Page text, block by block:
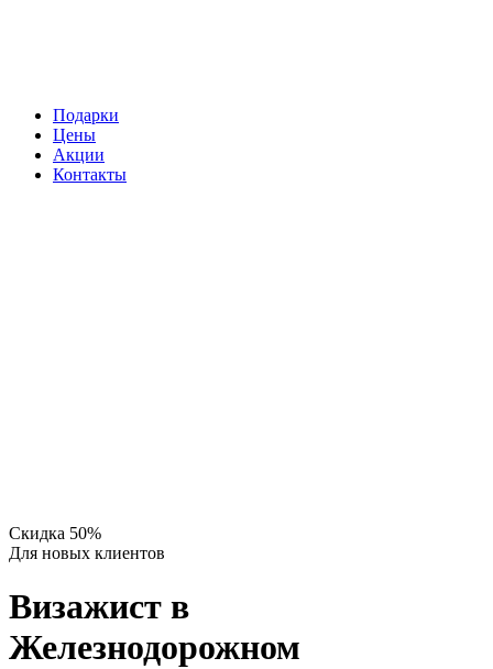
Подарки
Цены
Акции
Контакты
Скидка 50%
Для новых клиентов
Визажист в
Железнодорожном